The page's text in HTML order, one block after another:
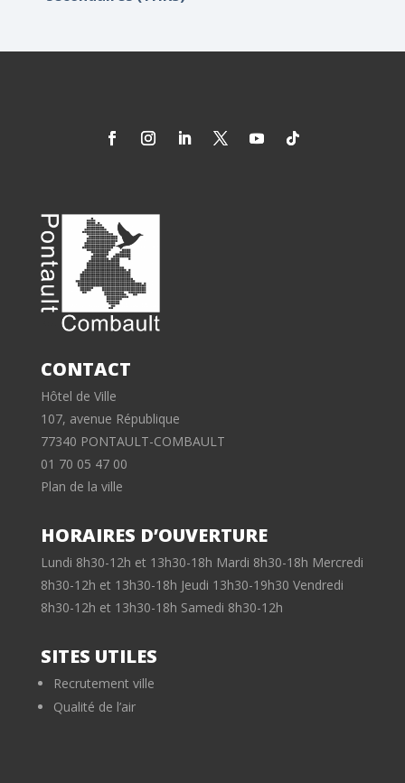
CONTACT
Hôtel de Ville
107, avenue République
77340 PONTAULT-COMBAULT
01 70 05 47 00
Plan de la ville
HORAIRES D’OUVERTURE
Lundi 8h30-12h et 13h30-18h Mardi 8h30-18h Mercredi
8h30-12h et 13h30-18h Jeudi 13h30-19h30 Vendredi
8h30-12h et 13h30-18h Samedi 8h30-12h
SITES UTILES
Recrutement ville
Qualité de l’air